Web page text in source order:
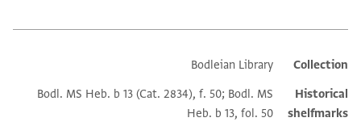
Additional metadata
Collection
Bodleian Library
Historical
shelfmarks
Bodl. MS Heb. b 13 (Cat. 2834), f. 50; Bodl. MS
Heb. b 13, fol. 50